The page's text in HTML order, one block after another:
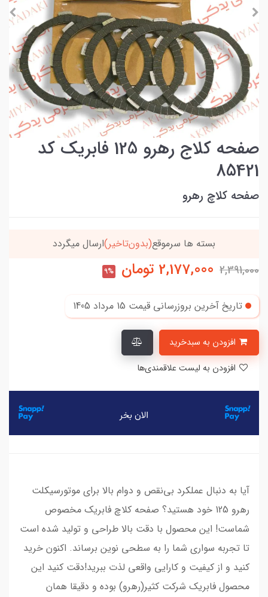
صفحه کلاج رهرو 125 فابریک کد
85421
صفحه کلاچ رهرو
ارسال میگردد خریدتو به5میلیون
2,391,000
2,177,000 تومان 9%
تاریخ آخرین بروزرسانی قیمت 15 مرداد 1405
آیا به دنبال عملکرد بی‌نقص و دوام بالا برای موتورسیکلت
رهرو 125 خود هستید؟ صفحه کلاچ فابریک مخصوص
شماست! این محصول با دقت بالا طراحی و تولید شده است
تا تجربه سواری شما را به سطحی نوین برساند. اکنون خرید
کنید و از کیفیت و کارایی واقعی لذت ببرید!دقت کنید این
محصول فابریک شرکت کثیر(رهرو) بوده و دقیقا همان